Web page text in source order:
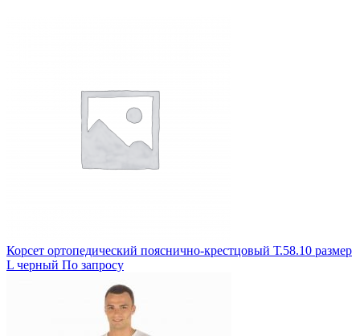
Корсет ортопедический пояснично-крестцовый Т.58.10 размер
L черный По запросу